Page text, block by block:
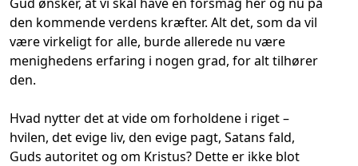
den kommende verdens kræfter. Alt det, som da vil
være virkeligt for alle, burde allerede nu være
menighedens erfaring i nogen grad, for alt tilhører
den.
Hvad nytter det at vide om forholdene i riget –
hvilen, det evige liv, den evige pagt, Satans fald,
Guds autoritet og om Kristus? Dette er ikke blot